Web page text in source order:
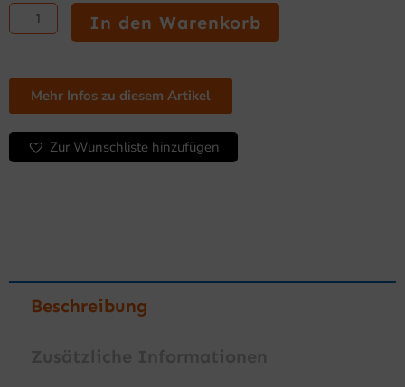
war:
768,00 €
ist:
649,00 €.
Fritteuse
8
(6
kW)
Serie
500
Menge
In den Warenkorb
Mehr Infos zu diesem Artikel
Zur Wunschliste hinzufügen
Beschreibung